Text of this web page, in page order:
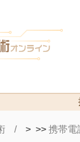
> >> 携帯電